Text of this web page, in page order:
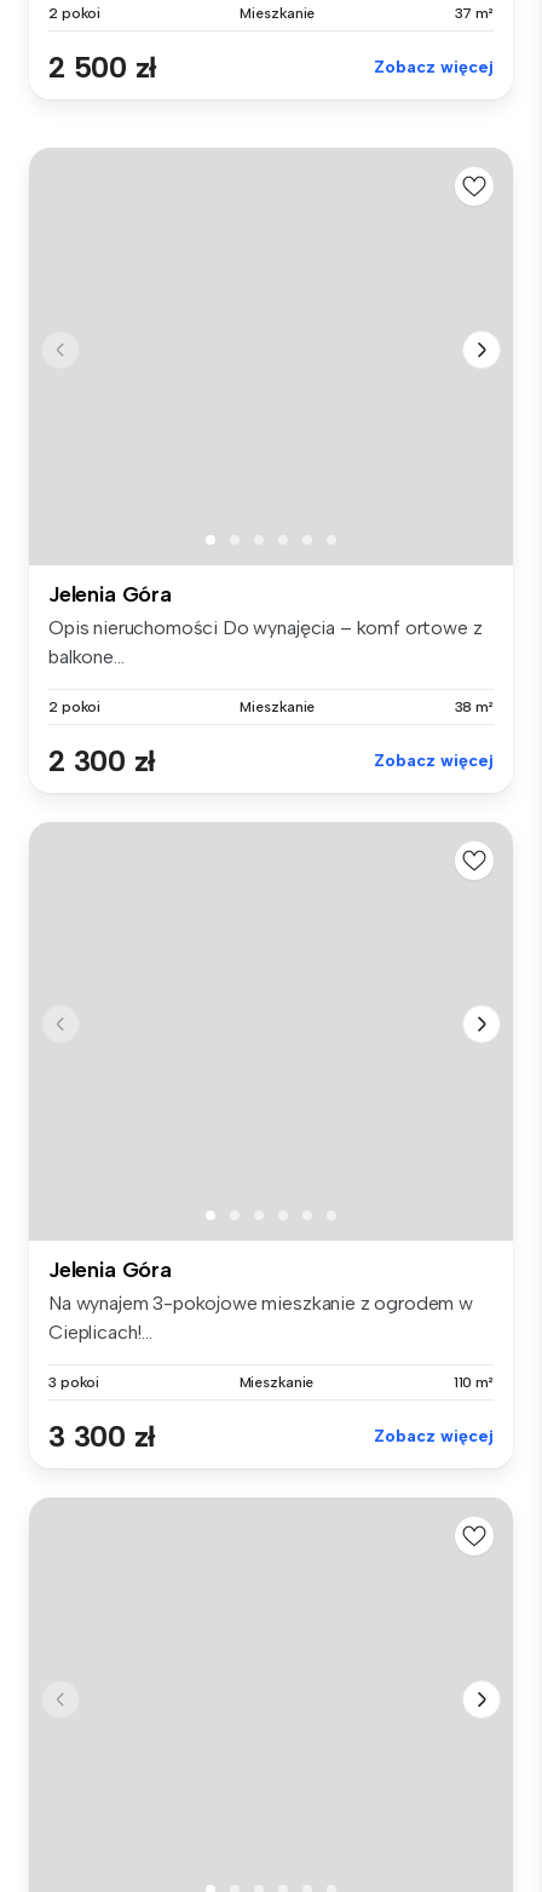
2 pokoi Mieszkanie 37 m²
2 500 zł Zobacz więcej
Jelenia Góra
Opis nieruchomości Do wynajęcia – komf ortowe z
balkone...
2 pokoi Mieszkanie 38 m²
2 300 zł Zobacz więcej
Jelenia Góra
Na wynajem 3-pokojowe mieszkanie z ogrodem w
Cieplicach!...
3 pokoi Mieszkanie 110 m²
3 300 zł Zobacz więcej